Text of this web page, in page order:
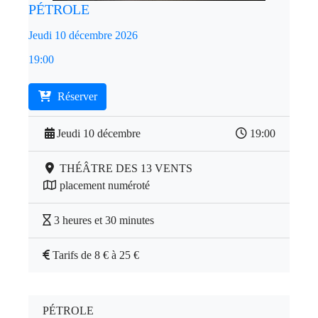
PÉTROLE
Jeudi 10 décembre 2026
19:00
Réserver
Jeudi 10 décembre 19:00
THÉÂTRE DES 13 VENTS
placement numéroté
3 heures et 30 minutes
Tarifs de 8 € à 25 €
PÉTROLE